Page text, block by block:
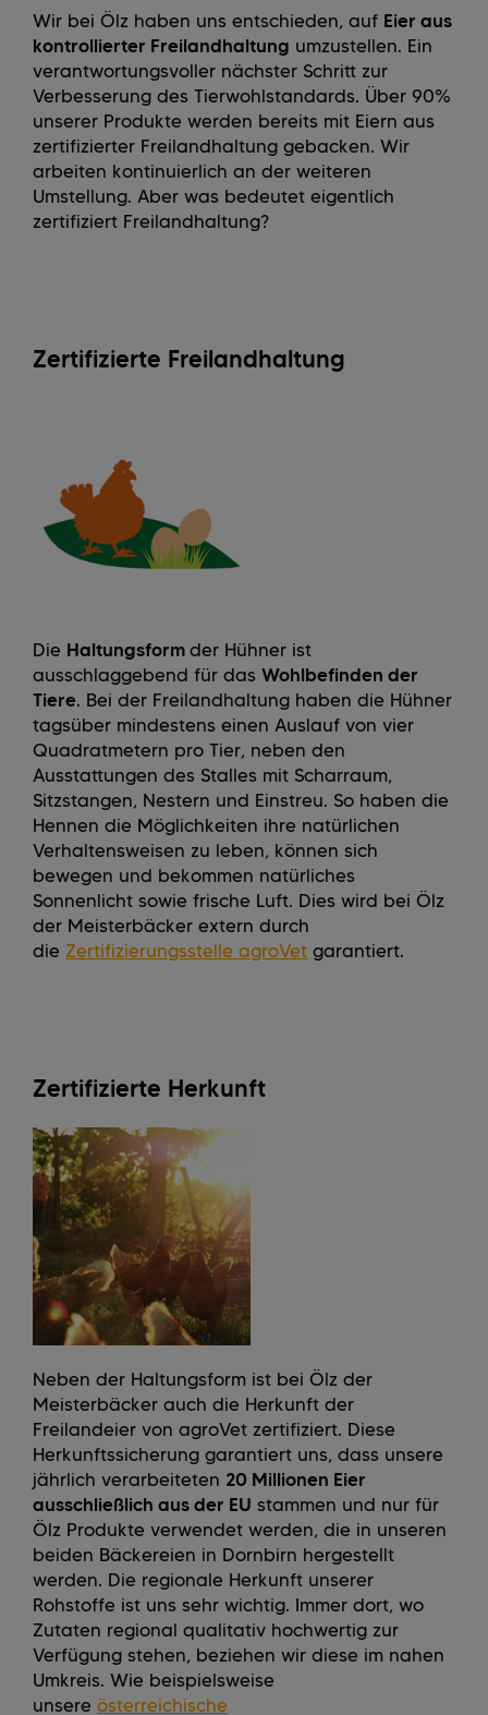
Wir bei Ölz haben uns entschieden, auf Eier aus
kontrollierter Freilandhaltung umzustellen. Ein
verantwortungsvoller nächster Schritt zur
Verbesserung des Tierwohlstandards. Über 90%
unserer Produkte werden bereits mit Eiern aus
zertifizierter Freilandhaltung gebacken. Wir
arbeiten kontinuierlich an der weiteren
Umstellung. Aber was bedeutet eigentlich
zertifiziert Freilandhaltung?
Zertifizierte Freilandhaltung
Die Haltungsform der Hühner ist
ausschlaggebend für das Wohlbefinden der
Tiere. Bei der Freilandhaltung haben die Hühner
tagsüber mindestens einen Auslauf von vier
Quadratmetern pro Tier, neben den
Ausstattungen des Stalles mit Scharraum,
Sitzstangen, Nestern und Einstreu. So haben die
Hennen die Möglichkeiten ihre natürlichen
Verhaltensweisen zu leben, können sich
bewegen und bekommen natürliches
Sonnenlicht sowie frische Luft. Dies wird bei Ölz
der Meisterbäcker extern durch
die Zertifizierungsstelle agroVet garantiert.
Zertifizierte Herkunft
Neben der Haltungsform ist bei Ölz der
Meisterbäcker auch die Herkunft der
Freilandeier von agroVet zertifiziert. Diese
Herkunftssicherung garantiert uns, dass unsere
jährlich verarbeiteten 20 Millionen Eier
ausschließlich aus der EU stammen und nur für
Ölz Produkte verwendet werden, die in unseren
beiden Bäckereien in Dornbirn hergestellt
werden. Die regionale Herkunft unserer
Rohstoffe ist uns sehr wichtig. Immer dort, wo
Zutaten regional qualitativ hochwertig zur
Verfügung stehen, beziehen wir diese im nahen
Umkreis. Wie beispielsweise
unsere österreichische